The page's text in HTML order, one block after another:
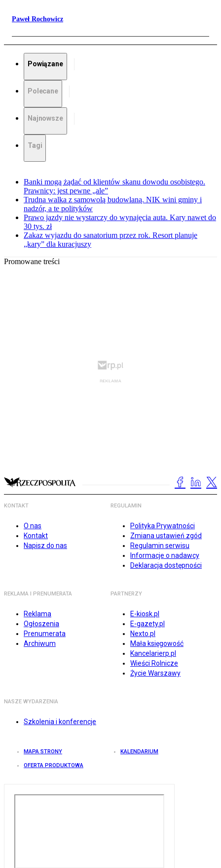
Paweł Rochowicz
Powiązane
Polecane
Najnowsze
Tagi
Banki mogą żądać od klientów skanu dowodu osobistego.
Prawnicy: jest pewne „ale”
Trudna walka z samowolą budowlaną. NIK wini gminy i
nadzór, a te polityków
Prawo jazdy nie wystarczy do wynajęcia auta. Kary nawet do
30 tys. zł
Zakaz wyjazdu do sanatorium przez rok. Resort planuje
„kary” dla kuracjuszy
Promowane treści
KONTAKT
O nas
Kontakt
Napisz do nas
REGULAMIN
Polityka Prywatności
Zmiana ustawień zgód
Regulamin serwisu
Informacje o nadawcy
Deklaracja dostępności
REKLAMA I PRENUMERATA
Reklama
Ogłoszenia
Prenumerata
Archiwum
PARTNERZY
E-kiosk.pl
E-gazety.pl
Nexto.pl
Mała księgowość
Kancelarierp.pl
Wieści Rolnicze
Życie Warszawy
NASZE WYDARZENIA
Szkolenia i konferencje
MAPA STRONY KALENDARIUM
OFERTA PRODUKTOWA